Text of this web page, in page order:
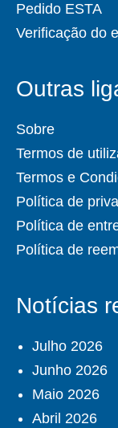
Pedido ESTA
Verificação do
Outras
Sobre
Termos de
Termos e
Política de
Política de
Política de
Notícias
Julho 2026
Junho 2026
Maio 2026
Abril 2026